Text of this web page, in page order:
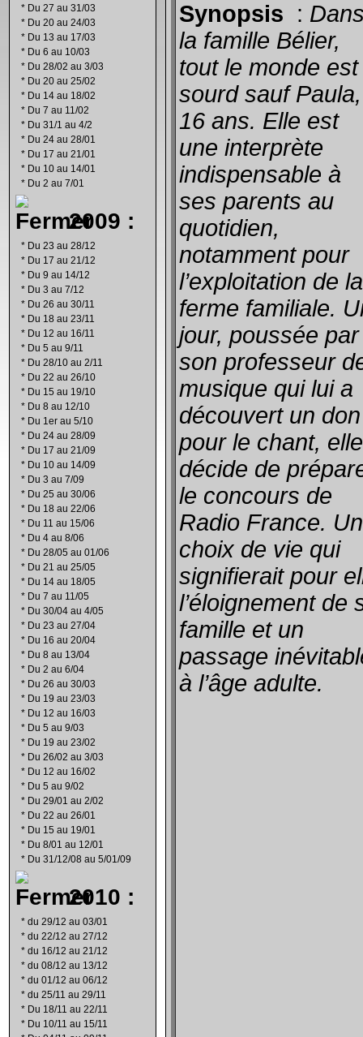
* Du 27 au 31/03
* Du 20 au 24/03
* Du 13 au 17/03
* Du 6 au 10/03
* Du 28/02 au 3/03
* Du 20 au 25/02
* Du 14 au 18/02
* Du 7 au 11/02
* Du 31/1 au 4/2
* Du 24 au 28/01
* Du 17 au 21/01
* Du 10 au 14/01
* Du 2 au 7/01
2009 :
* Du 23 au 28/12
* Du 17 au 21/12
* Du 9 au 14/12
* Du 3 au 7/12
* Du 26 au 30/11
* Du 18 au 23/11
* Du 12 au 16/11
* Du 5 au 9/11
* Du 28/10 au 2/11
* Du 22 au 26/10
* Du 15 au 19/10
* Du 8 au 12/10
* Du 1er au 5/10
* Du 24 au 28/09
* Du 17 au 21/09
* Du 10 au 14/09
* Du 3 au 7/09
* Du 25 au 30/06
* Du 18 au 22/06
* Du 11 au 15/06
* Du 4 au 8/06
* Du 28/05 au 01/06
* Du 21 au 25/05
* Du 14 au 18/05
* Du 7 au 11/05
* Du 30/04 au 4/05
* Du 23 au 27/04
* Du 16 au 20/04
* Du 8 au 13/04
* Du 2 au 6/04
* Du 26 au 30/03
* Du 19 au 23/03
* Du 12 au 16/03
* Du 5 au 9/03
* Du 19 au 23/02
* Du 26/02 au 3/03
* Du 12 au 16/02
* Du 5 au 9/02
* Du 29/01 au 2/02
* Du 22 au 26/01
* Du 15 au 19/01
* Du 8/01 au 12/01
* Du 31/12/08 au 5/01/09
2010 :
* du 29/12 au 03/01
* du 22/12 au 27/12
* du 16/12 au 21/12
* du 08/12 au 13/12
* du 01/12 au 06/12
* du 25/11 au 29/11
* Du 18/11 au 22/11
* Du 10/11 au 15/11
Synopsis :
la famille Bélier,
tout le monde est
sourd sauf Paula,
16 ans. Elle est
une interprète
indispensable à
ses parents au
quotidien,
notamment pour
l’exploitation de la
ferme familiale.
jour, poussée par
son professeur
musique qui lui a
découvert un don
pour le chant, elle
décide de
le concours de
Radio France. Un
choix de vie qui
signifierait pour
l’éloignement de
famille et un
passage
à l’âge adulte.